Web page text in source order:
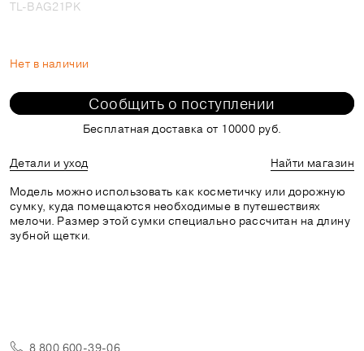
TL-BAG21PK
Нет в наличии
Сообщить о поступлении
Бесплатная доставка от 10000 руб.
Детали и уход
Найти магазин
Модель можно использовать как косметичку или дорожную
сумку, куда помещаются необходимые в путешествиях
мелочи. Размер этой сумки специально рассчитан на длину
зубной щетки.
8 800 600-39-06